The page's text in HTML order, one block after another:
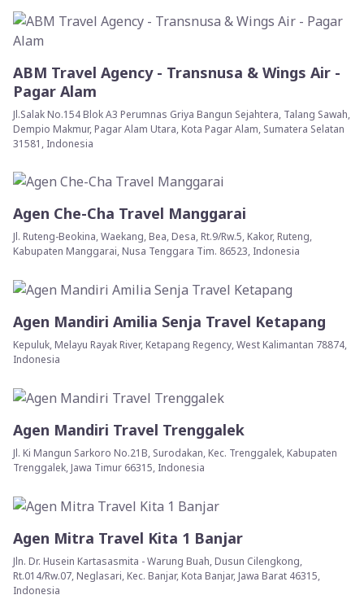
ABM Travel Agency - Transnusa & Wings Air -
Pagar Alam
Jl.Salak No.154 Blok A3 Perumnas Griya Bangun Sejahtera, Talang Sawah,
Dempio Makmur, Pagar Alam Utara, Kota Pagar Alam, Sumatera Selatan
31581, Indonesia
Agen Che-Cha Travel Manggarai
Jl. Ruteng-Beokina, Waekang, Bea, Desa, Rt.9/Rw.5, Kakor, Ruteng,
Kabupaten Manggarai, Nusa Tenggara Tim. 86523, Indonesia
Agen Mandiri Amilia Senja Travel Ketapang
Kepuluk, Melayu Rayak River, Ketapang Regency, West Kalimantan 78874,
Indonesia
Agen Mandiri Travel Trenggalek
Jl. Ki Mangun Sarkoro No.21B, Surodakan, Kec. Trenggalek, Kabupaten
Trenggalek, Jawa Timur 66315, Indonesia
Agen Mitra Travel Kita 1 Banjar
Jln. Dr. Husein Kartasasmita - Warung Buah, Dusun Cilengkong,
Rt.014/Rw.07, Neglasari, Kec. Banjar, Kota Banjar, Jawa Barat 46315,
Indonesia